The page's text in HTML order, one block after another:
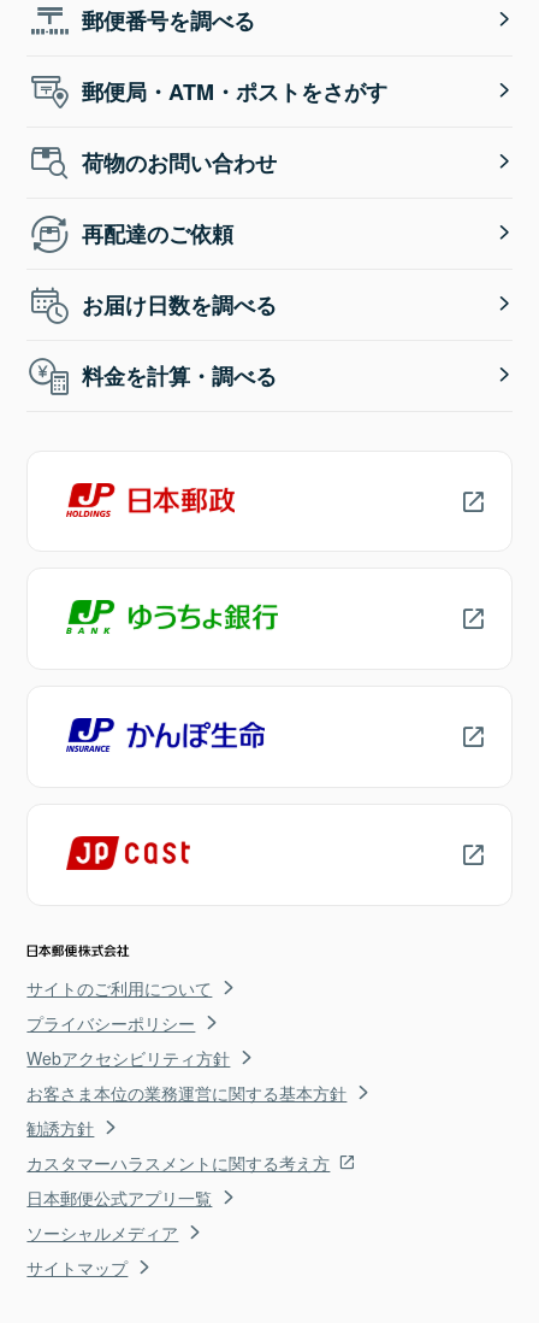
郵便番号を調べる
郵便局・ATM・ポストをさがす
荷物のお問い合わせ
再配達のご依頼
お届け日数を調べる
料金を計算・調べる
サイトのご利用について
プライバシーポリシー
Webアクセシビリティ方針
お客さま本位の業務運営に関する基本方針
勧誘方針
カスタマーハラスメントに関する考え方
日本郵便公式アプリ一覧
ソーシャルメディア
サイトマップ